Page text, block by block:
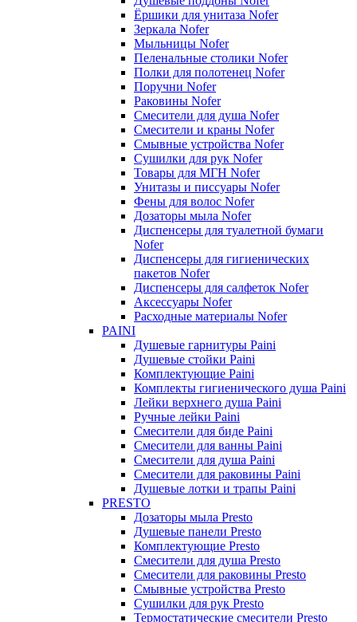
Ёршики для унитаза Nofer
Зеркала Nofer
Мыльницы Nofer
Пеленальные столики Nofer
Полки для полотенец Nofer
Поручни Nofer
Раковины Nofer
Смесители для душа Nofer
Смесители и краны Nofer
Смывные устройства Nofer
Сушилки для рук Nofer
Товары для МГН Nofer
Унитазы и писсуары Nofer
Фены для волос Nofer
Дозаторы мыла Nofer
Диспенсеры для туалетной бумаги
Nofer
Диспенсеры для гигиенических
пакетов Nofer
Диспенсеры для салфеток Nofer
Аксессуары Nofer
Расходные материалы Nofer
PAINI
Душевые гарнитуры Paini
Душевые стойки Paini
Комплектующие Paini
Комплекты гигиенического душа Paini
Лейки верхнего душа Paini
Ручные лейки Paini
Смесители для биде Paini
Смесители для ванны Paini
Смесители для душа Paini
Смесители для раковины Paini
Душевые лотки и трапы Paini
PRESTO
Дозаторы мыла Presto
Душевые панели Presto
Комплектующие Presto
Смесители для душа Presto
Смесители для раковины Presto
Смывные устройства Presto
Сушилки для рук Presto
Термостатические смесители Presto